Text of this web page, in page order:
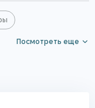
Элитные ковры
Посмотреть еще